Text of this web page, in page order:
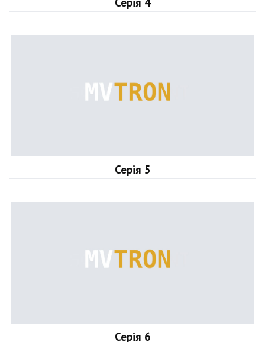
Серія 5
Серія 6